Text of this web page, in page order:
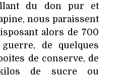
du don pur et
nous paraissent
alors de 700
de quelques
de conserve, de
de sucre ou